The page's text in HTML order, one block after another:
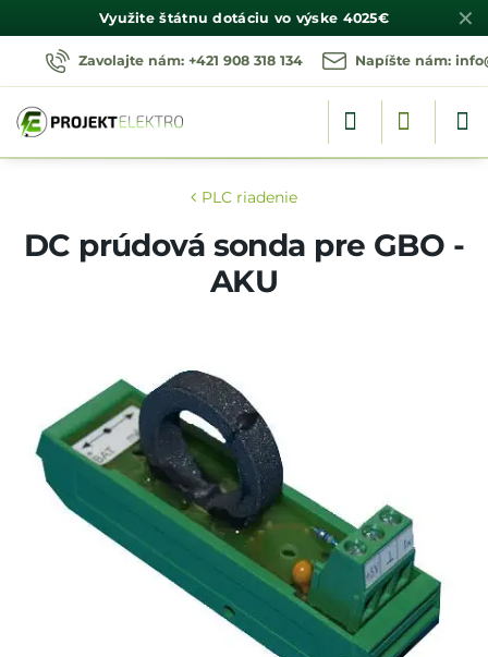
✕
Využite štátnu dotáciu vo výske 4025€
Zavolajte nám: +421 908 318 134 Napíšte nám:
PLC riadenie
DC prúdová sonda pre GBO -
AKU